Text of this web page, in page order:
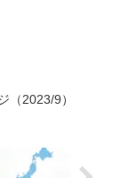
（2023/9）